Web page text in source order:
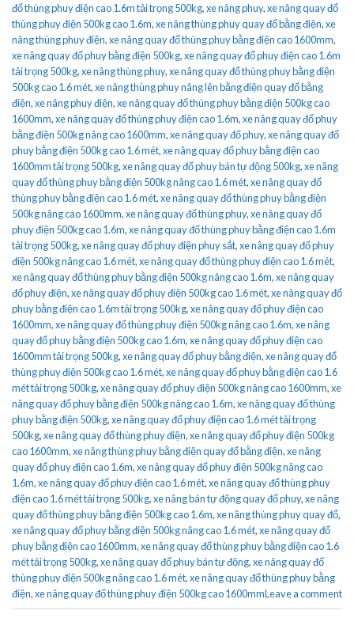
đổ thùng phuy điện cao 1.6m tải trọng 500kg,xe nâng phuy,xe nâng quay đổ
thùng phuy điện 500kg cao 1.6m,xe nâng thùng phuy quay đổ bằng điện,xe
nâng thùng phuy điện,xe nâng quay đổ thùng phuy bằng điện cao 1600mm,
xe nâng quay đổ phuy bằng điện 500kg,xe nâng quay đổ phuy điện cao 1.6m
tải trọng 500kg,xe nâng thùng phuy,xe nâng quay đổ thùng phuy bằng điện
500kg cao 1.6 mét,xe nâng thùng phuy nâng lên bằng điện quay đổ bằng
điện,xe nâng phuy điện,xe nâng quay đổ thùng phuy bằng điện 500kg cao
1600mm,xe nâng quay đổ thùng phuy điện cao 1.6m,xe nâng quay đổ phuy
bằng điện 500kg nâng cao 1600mm,xe nâng quay đổ phuy,xe nâng quay đổ
phuy bằng điện 500kg cao 1.6 mét,xe nâng quay đổ phuy bằng điện cao
1600mm tải trọng 500kg,xe nâng quay đổ phuy bán tự động 500kg,xe nâng
quay đổ thùng phuy bằng điện 500kg nâng cao 1.6 mét,xe nâng quay đổ
thùng phuy bằng điện cao 1.6 mét,xe nâng quay đổ thùng phuy bằng điện
500kg nâng cao 1600mm,xe nâng quay đổ thùng phuy,xe nâng quay đổ
phuy điện 500kg cao 1.6m,xe nâng quay đổ thùng phuy bằng điện cao 1.6m
tải trọng 500kg,xe nâng quay đổ phuy điện phuy sắt,xe nâng quay đổ phuy
điện 500kg nâng cao 1.6 mét,xe nâng quay đổ thùng phuy điện cao 1.6 mét,
xe nâng quay đổ thùng phuy bằng điện 500kg nâng cao 1.6m,xe nâng quay
đổ phuy điện,xe nâng quay đổ phuy điện 500kg cao 1.6 mét,xe nâng quay đổ
phuy bằng điện cao 1.6m tải trọng 500kg,xe nâng quay đổ phuy điện cao
1600mm,xe nâng quay đổ thùng phuy điện 500kg nâng cao 1.6m,xe nâng
quay đổ phuy bằng điện 500kg cao 1.6m,xe nâng quay đổ phuy điện cao
1600mm tải trọng 500kg,xe nâng quay đổ phuy bằng điện,xe nâng quay đổ
thùng phuy điện 500kg cao 1.6 mét,xe nâng quay đổ phuy bằng điện cao 1.6
mét tải trọng 500kg,xe nâng quay đổ phuy điện 500kg nâng cao 1600mm,xe
nâng quay đổ phuy bằng điện 500kg nâng cao 1.6m,xe nâng quay đổ thùng
phuy bằng điện 500kg,xe nâng quay đổ phuy điện cao 1.6 mét tải trọng
500kg,xe nâng quay đổ thùng phuy điện,xe nâng quay đổ phuy điện 500kg
cao 1600mm,xe nâng thùng phuy bằng điện quay đổ bằng điện,xe nâng
quay đổ phuy điện cao 1.6m,xe nâng quay đổ phuy điện 500kg nâng cao
1.6m,xe nâng quay đổ phuy điện cao 1.6 mét,xe nâng quay đổ thùng phuy
điện cao 1.6 mét tải trọng 500kg,xe nâng bán tự động quay đổ phuy,xe nâng
quay đổ thùng phuy bằng điện 500kg cao 1.6m,xe nâng thùng phuy quay đổ,
xe nâng quay đổ phuy bằng điện 500kg nâng cao 1.6 mét,xe nâng quay đổ
phuy bằng điện cao 1600mm,xe nâng quay đổ thùng phuy bằng điện cao 1.6
mét tải trọng 500kg,xe nâng quay đổ phuy bán tự động,xe nâng quay đổ
thùng phuy điện 500kg nâng cao 1.6 mét,xe nâng quay đổ thùng phuy bằng
điện,xe nâng quay đổ thùng phuy điện 500kg cao 1600mmLeave a comment